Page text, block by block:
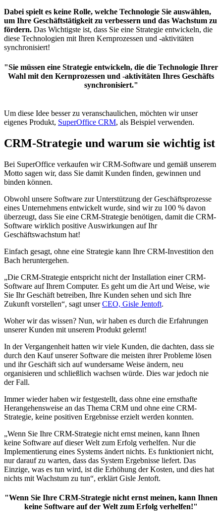
Dabei spielt es keine Rolle, welche Technologie Sie auswählen,
um Ihre Geschäftstätigkeit zu verbessern und das Wachstum zu
fördern. Das Wichtigste ist, dass Sie eine Strategie entwickeln, die
diese Technologien mit Ihren Kernprozessen und -aktivitäten
synchronisiert!
"Sie müssen eine Strategie entwickeln, die die Technologie Ihrer
Wahl mit den Kernprozessen und -aktivitäten Ihres Geschäfts
synchronisiert."
Um diese Idee besser zu veranschaulichen, möchten wir unser
eigenes Produkt, SuperOffice CRM, als Beispiel verwenden.
CRM-Strategie und warum sie wichtig ist
Bei SuperOffice verkaufen wir CRM-Software und gemäß unserem
Motto sagen wir, dass Sie damit Kunden finden, gewinnen und
binden können.
Obwohl unsere Software zur Unterstützung der Geschäftsprozesse
eines Unternehmens entwickelt wurde, sind wir zu 100 % davon
überzeugt, dass Sie eine CRM-Strategie benötigen, damit die CRM-
Software wirklich positive Auswirkungen auf Ihr
Geschäftswachstum hat!
Einfach gesagt, ohne eine Strategie kann Ihre CRM-Investition den
Bach heruntergehen.
„Die CRM-Strategie entspricht nicht der Installation einer CRM-
Software auf Ihrem Computer. Es geht um die Art und Weise, wie
Sie Ihr Geschäft betreiben, Ihre Kunden sehen und sich Ihre
Zukunft vorstellen“, sagt unserCEO, Gisle Jentoft.
Woher wir das wissen? Nun, wir haben es durch die Erfahrungen
unserer Kunden mit unserem Produkt gelernt!
In der Vergangenheit hatten wir viele Kunden, die dachten, dass sie
durch den Kauf unserer Software die meisten ihrer Probleme lösen
und ihr Geschäft sich auf wundersame Weise ändern, neu
organisieren und schließlich wachsen würde. Dies war jedoch nie
der Fall.
Immer wieder haben wir festgestellt, dass ohne eine ernsthafte
Herangehensweise an das Thema CRM und ohne eine CRM-
Strategie, keine positiven Ergebnisse erzielt werden konnten.
„Wenn Sie Ihre CRM-Strategie nicht ernst meinen, kann Ihnen
keine Software auf dieser Welt zum Erfolg verhelfen. Nur die
Implementierung eines Systems ändert nichts. Es funktioniert nicht,
nur darauf zu warten, dass das System Ergebnisse liefert. Das
Einzige, was es tun wird, ist die Erhöhung der Kosten, und dies hat
nichts mit Wachstum zu tun“, erklärt Gisle Jentoft.
"Wenn Sie Ihre CRM-Strategie nicht ernst meinen, kann Ihnen
keine Software auf der Welt zum Erfolg verhelfen!"